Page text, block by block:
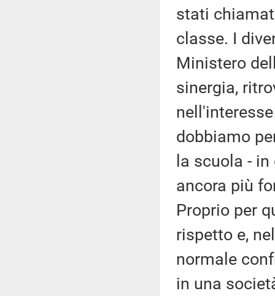
stati
classe. I
Ministero
sinergia,
dobbiamo
la scuola -
ancora più
Proprio per
rispetto e,
normale
in una